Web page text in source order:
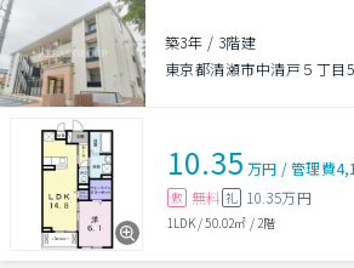
築3年 / 3階建
東京都清瀬市中清戸５丁目
10.35 万円 /管理費
敷 無料 礼 10.35万円
1LDK/50.02㎡ / 2階